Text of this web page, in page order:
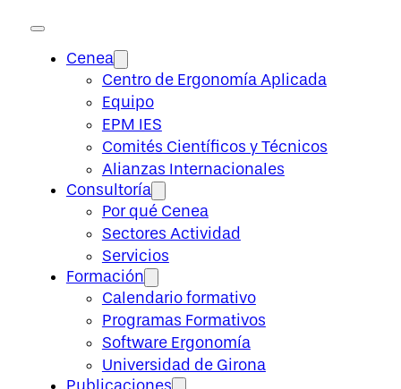
Cenea
Centro de Ergonomía Aplicada
Equipo
EPM IES
Comités Científicos y Técnicos
Alianzas Internacionales
Consultoría
Por qué Cenea
Sectores Actividad
Servicios
Formación
Calendario formativo
Programas Formativos
Software Ergonomía
Universidad de Girona